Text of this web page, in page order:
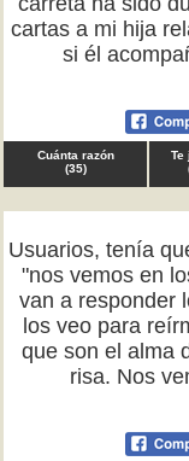
cartas a mi hija
si él
Cuánta razón
(35)
Te
Usuarios, tenía
"nos vemos en
van a responder
los veo para
que son el alma
risa. Nos